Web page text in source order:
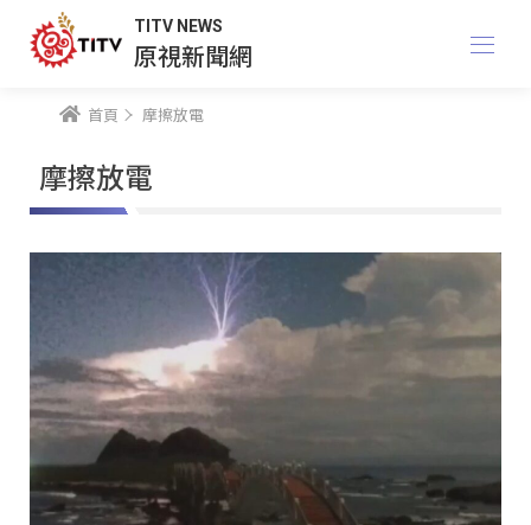
TITV NEWS
原視新聞網
首頁 摩擦放電
摩擦放電